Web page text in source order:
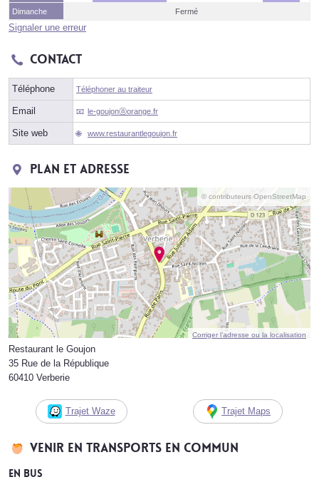
Dimanche
Fermé
Signaler une erreur
Contact
Téléphone Téléphoner au traiteur
Email le-goujonⓐorange.fr
Site web www.restaurantlegoujon.fr
Plan et adresse
© contributeurs OpenStreetMap
Corriger l’adresse ou la localisation
Restaurant le Goujon
35 Rue de la République
60410 Verberie
Trajet Waze Trajet Maps
Venir en transports en commun
En bus